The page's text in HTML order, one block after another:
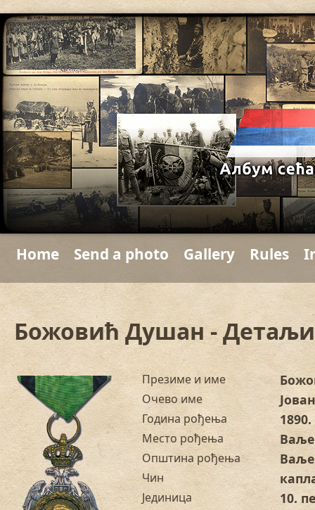
Home Send a photo Gallery Rules
Божовић Душан -
Презиме и име
Очево име
Година рођења 1890.
Место рођења
Општина рођења
Чин
Јединица 10.